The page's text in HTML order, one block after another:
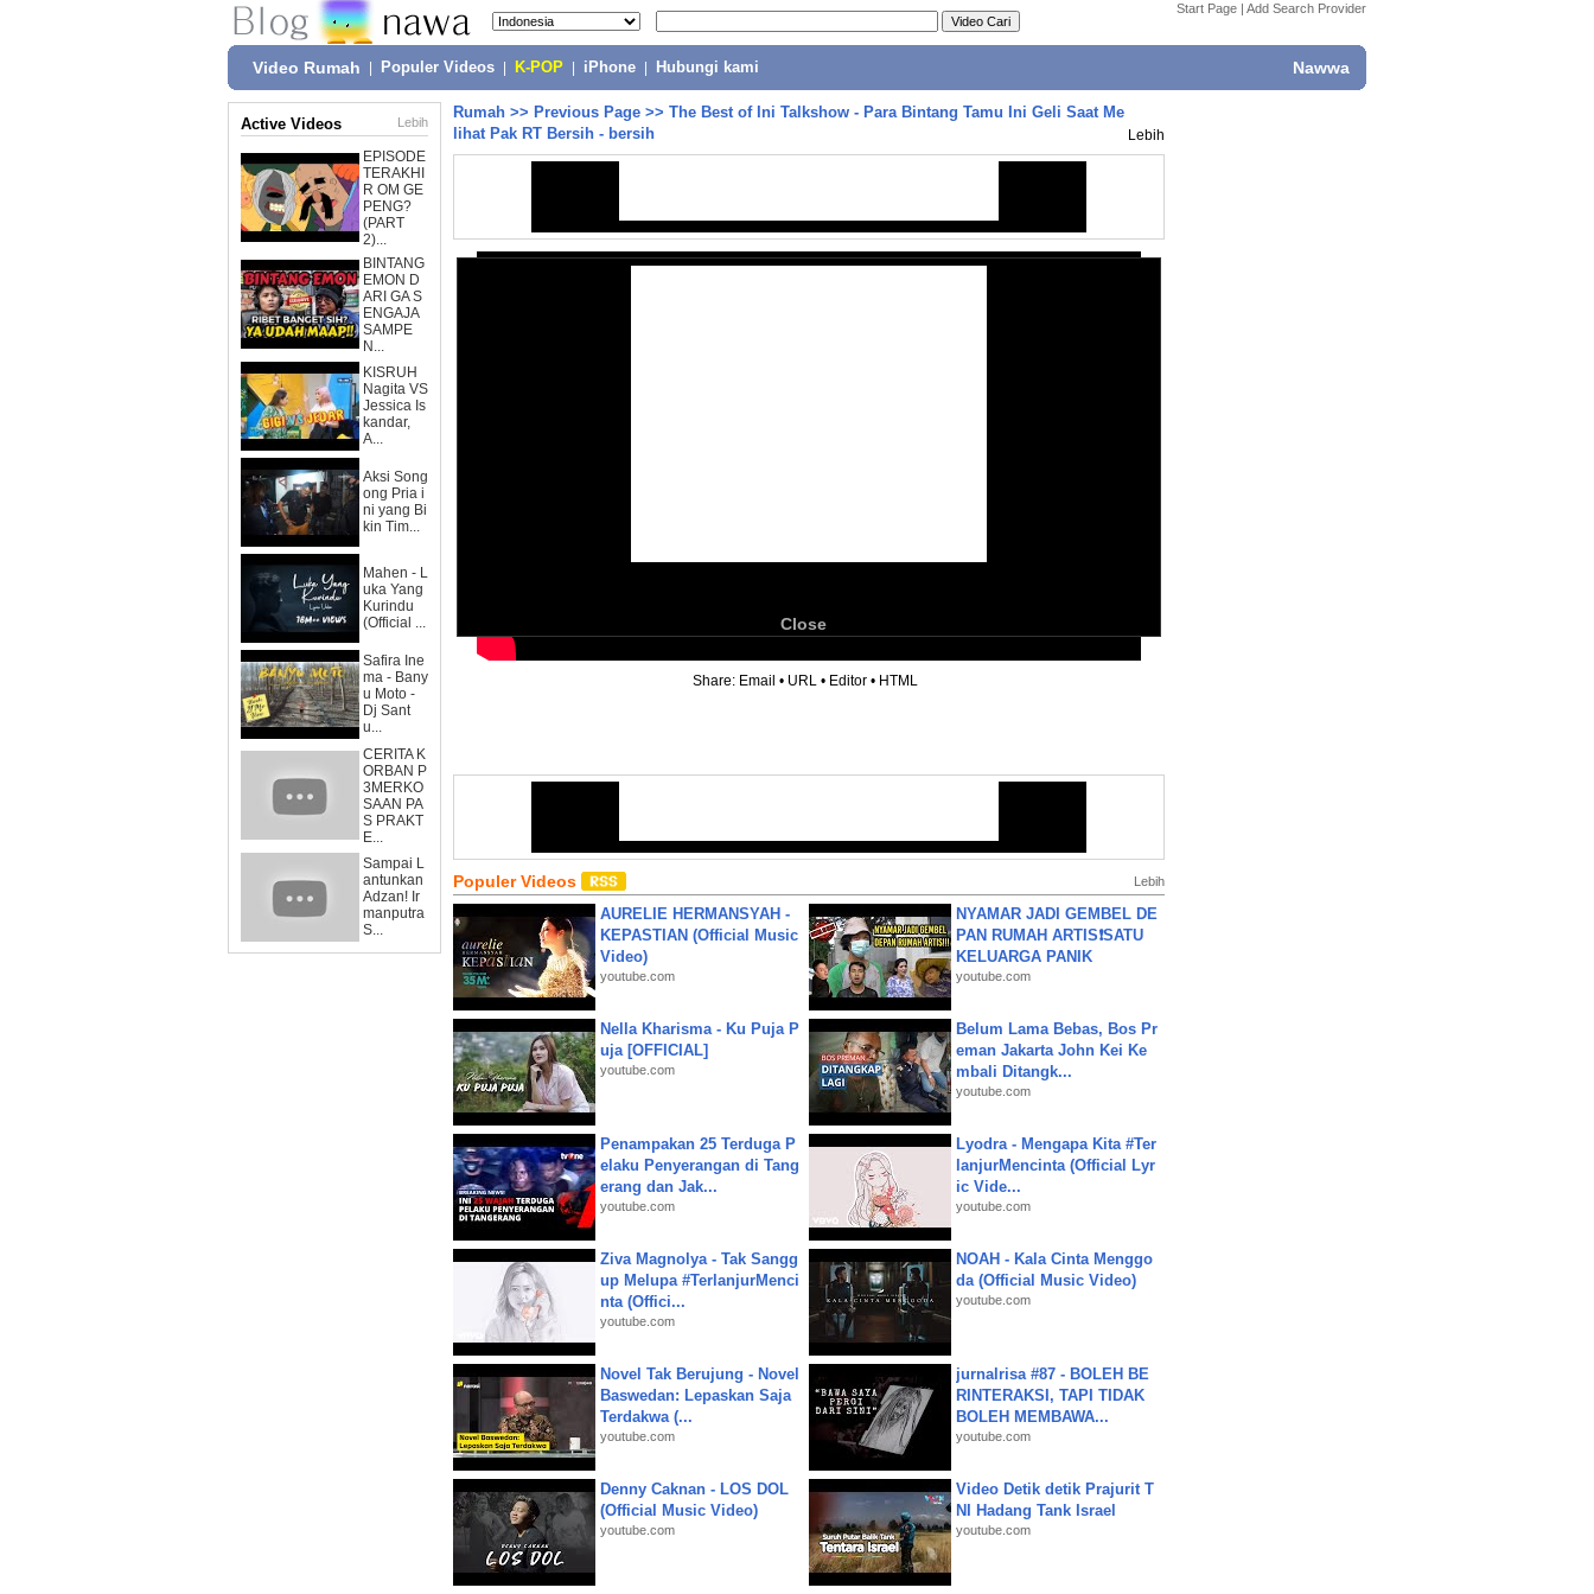
Start Page | Add Search Provider
Video Rumah Populer Videos K-POP iPhone Hubungi kami Nawwa
Active Videos Lebih
EPISODE
TERAKHI
R OM GE
PENG?
(PART
2)...
BINTANG
EMON D
ARI GA S
ENGAJA
SAMPE
N...
KISRUH
Nagita VS
Jessica Is
kandar,
A...
Aksi Song
ong Pria i
ni yang Bi
kin Tim...
Mahen - L
uka Yang
Kurindu
(Official ...
Safira Ine
ma - Bany
u Moto -
Dj Sant
u...
CERITA K
ORBAN P
3MERKO
SAAN PA
S PRAKT
E...
Sampai L
antunkan
Adzan! Ir
manputra
S...
Rumah >> Previous Page >> The Best of Ini Talkshow - Para Bintang Tamu Ini Geli Saat Me
lihat Pak RT Bersih - bersih
Lebih
Close
Share: Email • URL • Editor • HTML
Populer Videos Lebih
AURELIE HERMANSYAH -
KEPASTIAN (Official Music
Video)
youtube.com
NYAMAR JADI GEMBEL DE
PAN RUMAH ARTIS❗SATU
KELUARGA PANIK
youtube.com
Nella Kharisma - Ku Puja P
uja [OFFICIAL]
youtube.com
Belum Lama Bebas, Bos Pr
eman Jakarta John Kei Ke
mbali Ditangk...
youtube.com
Penampakan 25 Terduga P
elaku Penyerangan di Tang
erang dan Jak...
youtube.com
Lyodra - Mengapa Kita #Ter
lanjurMencinta (Official Lyr
ic Vide...
youtube.com
Ziva Magnolya - Tak Sangg
up Melupa #TerlanjurMenci
nta (Offici...
youtube.com
NOAH - Kala Cinta Menggo
da (Official Music Video)
youtube.com
Novel Tak Berujung - Novel
Baswedan: Lepaskan Saja
Terdakwa (...
youtube.com
jurnalrisa #87 - BOLEH BE
RINTERAKSI, TAPI TIDAK
BOLEH MEMBAWA...
youtube.com
Denny Caknan - LOS DOL
(Official Music Video)
youtube.com
Video Detik detik Prajurit T
NI Hadang Tank Israel
youtube.com